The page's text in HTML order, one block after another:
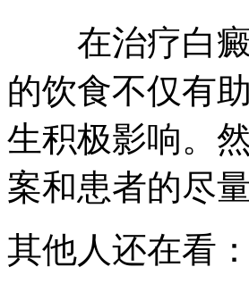
在治疗白癜
的饮食不仅有
生积极影响。
案和患者的尽量
其他人还在看：